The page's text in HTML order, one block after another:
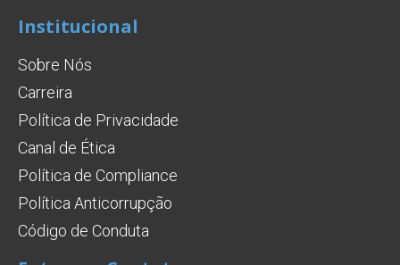
Institucional
Sobre Nós
Carreira
Política de Privacidade
Canal de Ética
Política de Compliance
Política Anticorrupção
Código de Conduta